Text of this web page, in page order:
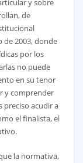
y sobre
de
de 2003, donde
por los
no puede
en su tenor
y comprender
preciso acudir a
el finalista, el
la normativa,